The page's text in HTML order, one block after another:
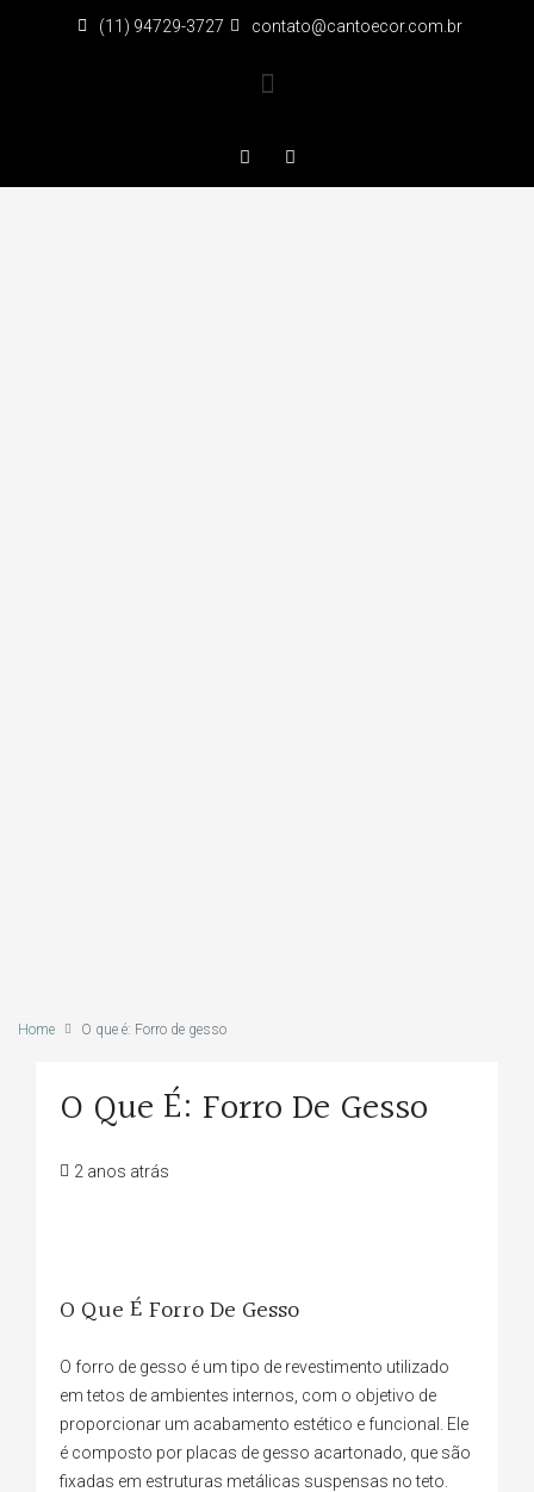
(11) 94729-3727 contato@cantoecor.com.br
Home O que é: Forro de gesso
O Que É: Forro De Gesso
2 anos atrás
O Que É Forro De Gesso
O forro de gesso é um tipo de revestimento utilizado
em tetos de ambientes internos, com o objetivo de
proporcionar um acabamento estético e funcional. Ele
é composto por placas de gesso acartonado, que são
fixadas em estruturas metálicas suspensas no teto.